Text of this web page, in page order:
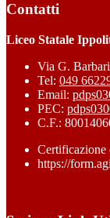
Contatti
Liceo Statale
Via G.
Tel: 049
Email:
PEC:
C.F.:
Certificazione
https://